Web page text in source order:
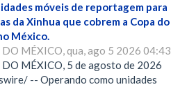
móveis de reportagem para
da Xinhua que cobrem a Copa do
México.
MÉXICO, qua, ago 5 2026 04:43
MÉXICO, 5 de agosto de 2026
-- Operando como unidades